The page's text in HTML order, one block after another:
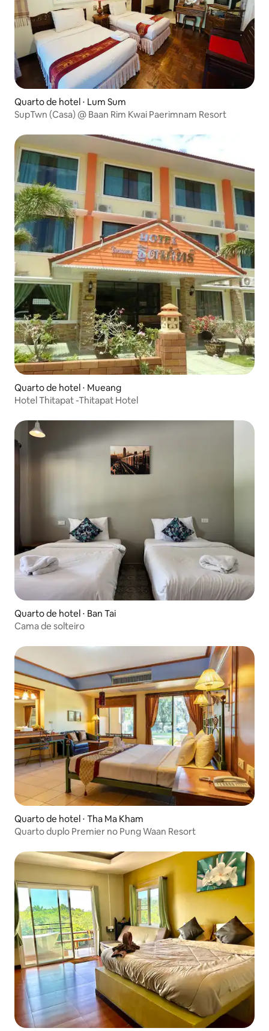
Quarto de hotel ⋅ Lum Sum
SupTwn (Casa) @ Baan Rim Kwai Paerimnam Resort
Quarto de hotel ⋅ Mueang
Hotel Thitapat -Thitapat Hotel
Quarto de hotel ⋅ Ban Tai
Cama de solteiro
Quarto de hotel ⋅ Tha Ma Kham
Quarto duplo Premier no Pung Waan Resort